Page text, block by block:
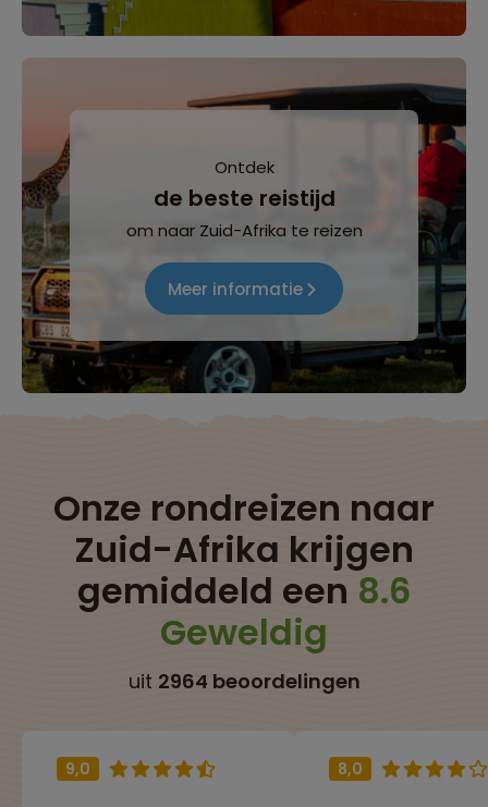
Ontdek
de beste reistijd
om naar Zuid-Afrika te reizen
Meer informatie
Onze rondreizen naar
Zuid-Afrika krijgen
gemiddeld een 8.6
Geweldig
uit 2964 beoordelingen
9,0 8,0